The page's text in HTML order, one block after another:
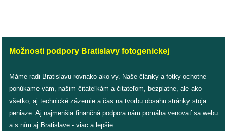
Možnosti podpory Bratislavy fotogenickej
Máme radi Bratislavu rovnako ako vy. Naše články a fotky ochotne
ponúkame vám, našim čitateľkám a čitateľom, bezplatne, ale ako
všetko, aj technické zázemie a čas na tvorbu obsahu stránky stoja
peniaze. Aj najmenšia finančná podpora nám pomáha venovať sa webu
a s ním aj Bratislave - viac a lepšie.